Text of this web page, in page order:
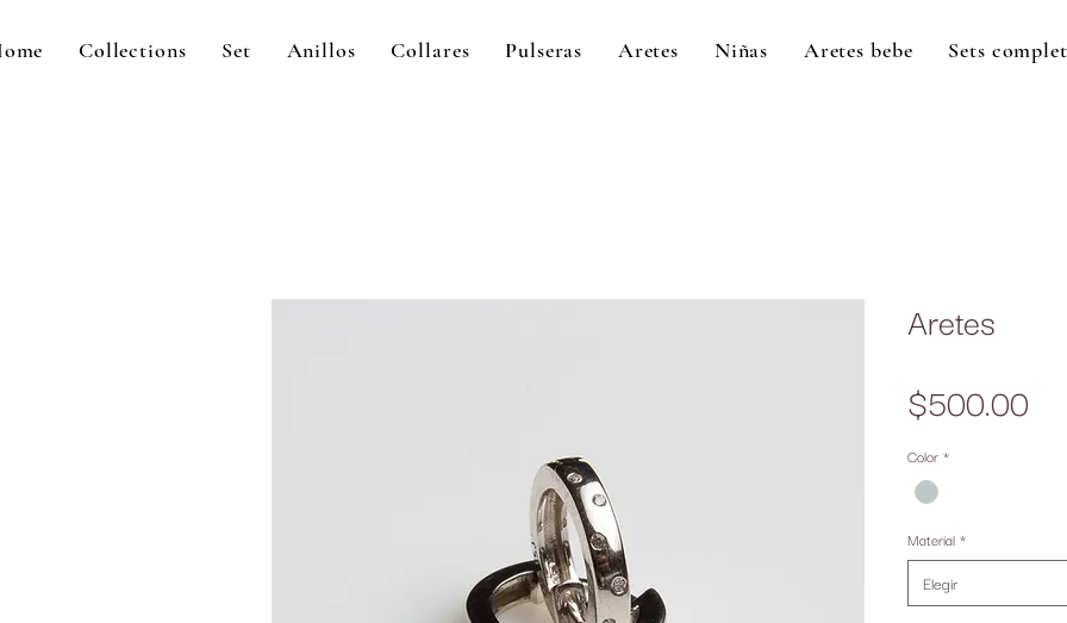
Collections Set Anillos Collares Pulseras Aretes Niñas Aretes bebe Sets
Aretes
$500.00
Color *
Material *
Elegir